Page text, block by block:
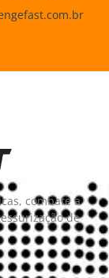
combate a
de